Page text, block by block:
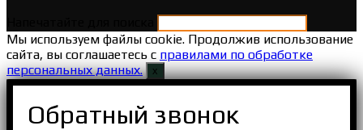
Мы используем файлы cookie. Продолжив использование
сайта, вы соглашаетесь с правилами по обработке
персональных данных.
х
Обратный звонок